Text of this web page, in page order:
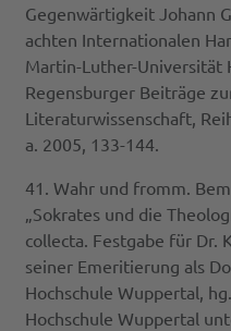
Gegenwärtigkeit Johann
achten Internationalen
Martin-Luther-Universität
Regensburger Beiträge
Literaturwissenschaft,
a. 2005, 133-144.
41. Wahr und fromm.
„Sokrates und die
collecta. Festgabe für Dr.
seiner Emeritierung als
Hochschule Wuppertal,
Hochschule Wuppertal